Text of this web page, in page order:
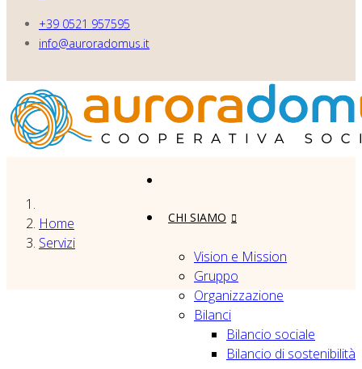
+39 0521 957595
info@auroradomus.it
CHI SIAMO
Vision e Mission
Gruppo
Organizzazione
Bilanci
Bilancio sociale
Bilancio di sostenibilità
Home
Servizi